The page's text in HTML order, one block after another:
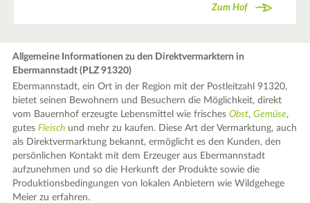
Zum Hof
Allgemeine Informationen zu den Direktvermarktern in
Ebermannstadt (PLZ 91320)
Ebermannstadt, ein Ort in der Region mit der Postleitzahl 91320,
bietet seinen Bewohnern und Besuchern die Möglichkeit, direkt
vom Bauernhof erzeugte Lebensmittel wie frischesObst,Gemüse,
gutesFleisch und mehr zu kaufen. Diese Art der Vermarktung, auch
als Direktvermarktung bekannt, ermöglicht es den Kunden, den
persönlichen Kontakt mit dem Erzeuger aus Ebermannstadt
aufzunehmen und so die Herkunft der Produkte sowie die
Produktionsbedingungen von lokalen Anbietern wie Wildgehege
Meier zu erfahren.